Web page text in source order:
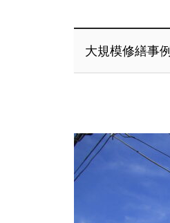
大規模修繕事例